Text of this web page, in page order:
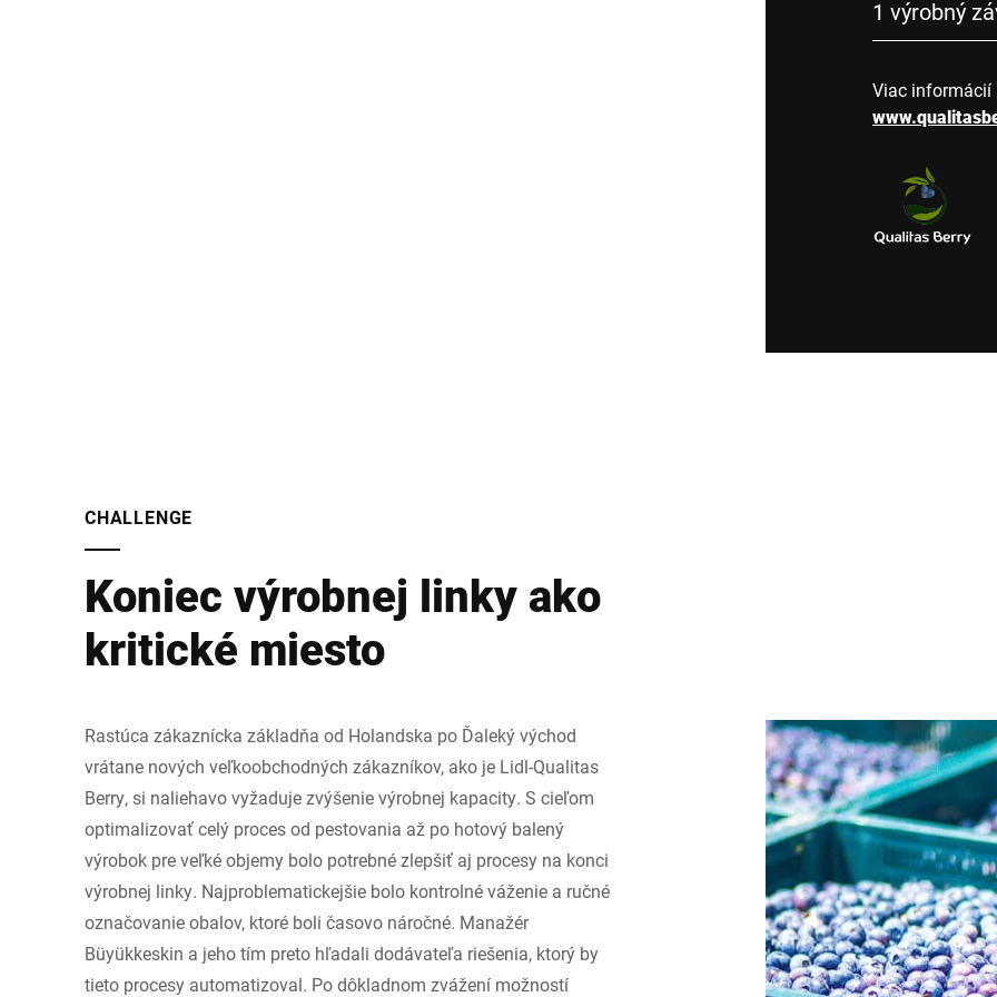
1 výrobný
Viac informácií
CHALLENGE
Koniec výrobnej linky ako
kritické miesto
Rastúca zákaznícka základňa od Holandska po Ďaleký východ
vrátane nových veľkoobchodných zákazníkov, ako je Lidl-Qualitas
Berry, si naliehavo vyžaduje zvýšenie výrobnej kapacity. S cieľom
optimalizovať celý proces od pestovania až po hotový balený
výrobok pre veľké objemy bolo potrebné zlepšiť aj procesy na konci
výrobnej linky. Najproblematickejšie bolo kontrolné váženie a ručné
označovanie obalov, ktoré boli časovo náročné. Manažér
Büyükkeskin a jeho tím preto hľadali dodávateľa riešenia, ktorý by
tieto procesy automatizoval. Po dôkladnom zvážení možností